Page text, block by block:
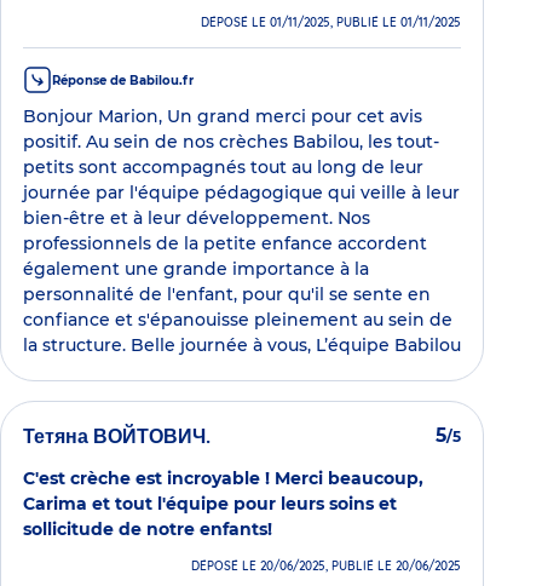
DÉPOSÉ LE 01/11/2025, PUBLIÉ LE 01/11/2025
Réponse de Babilou.fr
Bonjour Marion, Un grand merci pour cet avis
positif. Au sein de nos crèches Babilou, les tout-
petits sont accompagnés tout au long de leur
journée par l'équipe pédagogique qui veille à leur
bien-être et à leur développement. Nos
professionnels de la petite enfance accordent
également une grande importance à la
personnalité de l'enfant, pour qu'il se sente en
confiance et s'épanouisse pleinement au sein de
la structure. Belle journée à vous, L’équipe Babilou
Тетяна ВОЙТОВИЧ. 5/5
C'est crèche est incroyable ! Merci beaucoup,
Carima et tout l'équipe pour leurs soins et
sollicitude de notre enfants!
DÉPOSÉ LE 20/06/2025, PUBLIÉ LE 20/06/2025